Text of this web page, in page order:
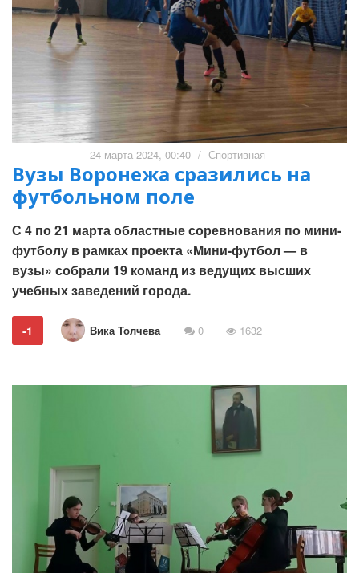
24 марта 2024, 00:40 / Спортивная
Вузы Воронежа сразились на
футбольном поле
С 4 по 21 марта областные соревнования по мини-
футболу в рамках проекта «Мини-футбол — в
вузы» собрали 19 команд из ведущих высших
учебных заведений города.
-1 Вика Толчева 0 1632